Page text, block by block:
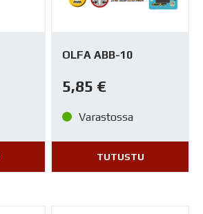
OLFA ABB-10
5,85 €
Varastossa
TUTUSTU